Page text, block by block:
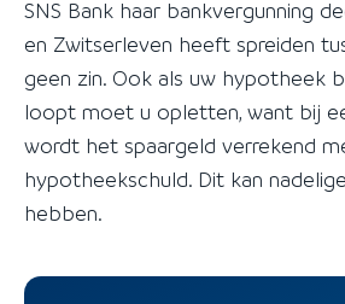
SNS Bank haar bankvergunning
en Zwitserleven heeft spreiden
geen zin. Ook als uw hypotheek
loopt moet u opletten, want bij
wordt het spaargeld verrekend
hypotheekschuld. Dit kan
hebben.